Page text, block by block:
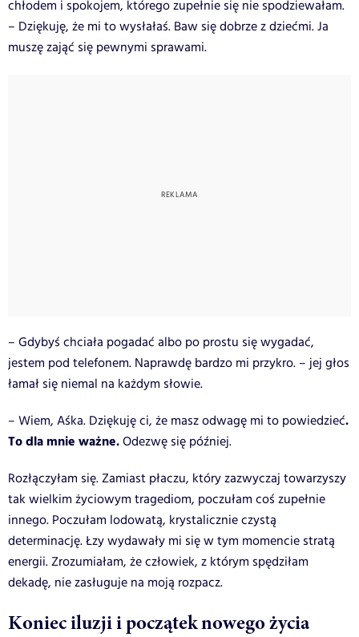
chłodem i spokojem, którego zupełnie się nie spodziewałam.
– Dziękuję, że mi to wysłałaś. Baw się dobrze z dziećmi. Ja
muszę zająć się pewnymi sprawami.
– Gdybyś chciała pogadać albo po prostu się wygadać,
jestem pod telefonem. Naprawdę bardzo mi przykro. – jej głos
łamał się niemal na każdym słowie.
– Wiem, Aśka. Dziękuję ci, że masz odwagę mi to powiedzieć.
To dla mnie ważne.Odezwę się później.
Rozłączyłam się. Zamiast płaczu, który zazwyczaj towarzyszy
tak wielkim życiowym tragediom, poczułam coś zupełnie
innego. Poczułam lodowatą, krystalicznie czystą
determinację. Łzy wydawały mi się w tym momencie stratą
energii. Zrozumiałam, że człowiek, z którym spędziłam
dekadę, nie zasługuje na moją rozpacz.
Koniec iluzji i początek nowego życia